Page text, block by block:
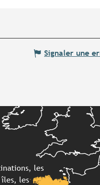
Signaler une
les
îles, les